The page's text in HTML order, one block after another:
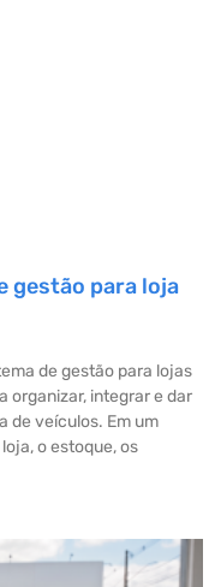
gestão para loja
de gestão para lojas
organizar, integrar e dar
de veículos. Em um
o estoque, os